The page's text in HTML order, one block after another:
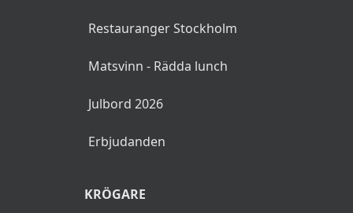
Restauranger Stockholm
Matsvinn - Rädda lunch
Julbord 2026
Erbjudanden
KRÖGARE